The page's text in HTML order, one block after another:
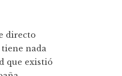
directo
nada
que existió